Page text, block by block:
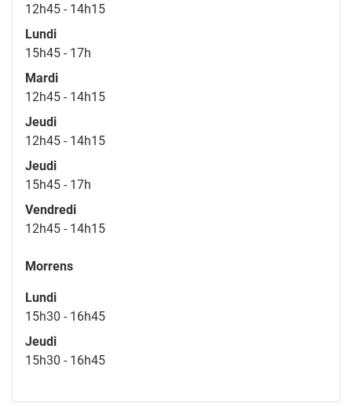
12h45 - 14h15
Lundi
15h45 - 17h
Mardi
12h45 - 14h15
Jeudi
12h45 - 14h15
Jeudi
15h45 - 17h
Vendredi
12h45 - 14h15
Morrens
Lundi
15h30 - 16h45
Jeudi
15h30 - 16h45